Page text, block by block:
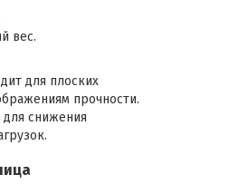
вес.
для плоских
прочности.
для снижения